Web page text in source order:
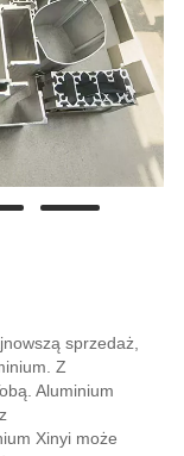
sprzedaż,
Z
Aluminium
Xinyi może